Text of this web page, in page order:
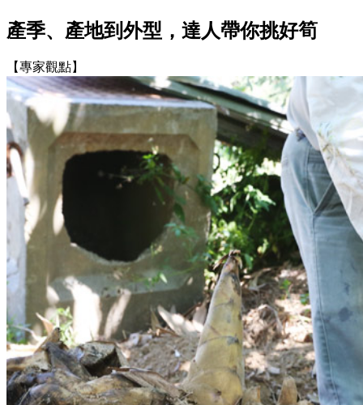
產季、產地到外型，達人帶你挑好筍
【專家觀點】